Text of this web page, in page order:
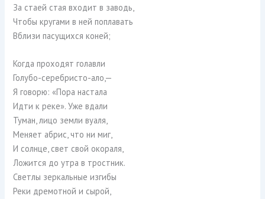
За стаей стая входит в заводь,
Чтобы кругами в ней поплавать
Вблизи пасущихся коней;
Когда проходят голавли
Голубо-серебристо-ало,—
Я говорю: «Пора настала
Идти к реке». Уже вдали
Туман, лицо земли вуаля,
Меняет абрис, что ни миг,
И солнце, свет свой окораля,
Ложится до утра в тростник.
Светлы зеркальные изгибы
Реки дремотной и сырой,